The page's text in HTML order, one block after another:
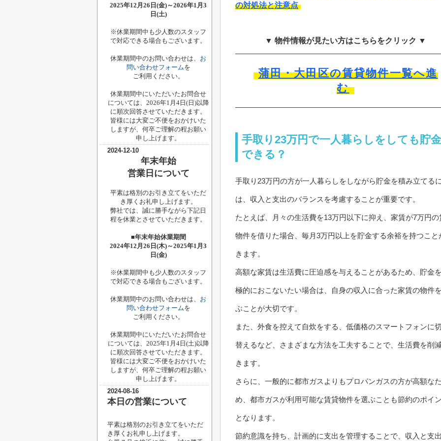
の対処法と注意点
▼ 物件情報が見たい方はこちらをクリック ▼
蒲田・大田区の賃貸物件一覧へ進
む
手取り23万円で一人暮らしをしても貯
できる？
手取り23万円の方が一人暮らしをしながら貯金を積み立てるに
は、収入と支出のバランスを考慮することが重要です。
たとえば、月々の生活費を13万円以下に抑え、家賃が7万円の
物件を借りた場合、毎月3万円以上を貯金する余裕を持つこと
きます。
高額な家賃は生活費に圧迫感を与えることがあるため、貯金
極的におこないたい場合は、自身の収入に合った家賃の物件
ぶことが大切です。
また、外食を控えて自炊をする、低価格のスマートフォンに
替えるなど、さまざまな方法を工夫することで、生活費を削
きます。
さらに、一般的に都市ガスよりもプロパンガスの方が高額なた
め、都市ガスが利用可能な賃貸物件を選ぶことも節約のポイ
となります。
節約意識を持ち、計画的に支出を管理することで、収入と支
2025年12月26日(金)～2026年1月3
日(土)
※休業期間中も少人数のスタッフ
で対応できる場合もございます。
休業期間中のお問い合わせは、 お
問い合わせフォームを
ご利用ください。
休業期間中にいただいたお問合せ
については、2026年1月4日(日)以降
に順次回答させていただきます。
皆様には大変ご不便をおかけいた
しますが、何卒ご理解の程お願い
申し上げます。
2024-12-10
年末年始
営業日について
平素は格別のお引き立てをいただ
き厚くお礼申し上げます。
弊社では、誠に勝手ながら下記日
程を休業とさせていただきます。
■年末年始休業期間
2024年12月26日(木)～2025年1月3
日(金)
※休業期間中も少人数のスタッフ
で対応できる場合もございます。
休業期間中のお問い合わせは、 お
問い合わせフォームを
ご利用ください。
休業期間中にいただいたお問合せ
については、2025年1月4日(土)以降
に順次回答させていただきます。
皆様には大変ご不便をおかけいた
しますが、何卒ご理解の程お願い
申し上げます。
2024-08-16
本日の営業について
平素は格別のお引き立てをいただ
き厚くお礼申し上げます。